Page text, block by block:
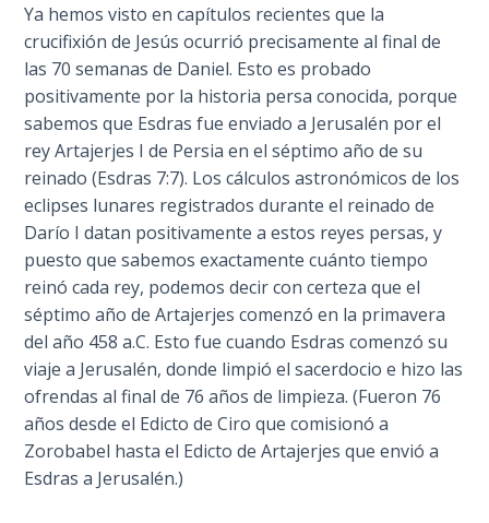
legal
del
Jubileo
en
el
otoño
de
1986.
El
libro
muestra
el
orden
en
la
historia
y
cómo
Book
of
Psalms
The
Rapture in
the Light of
Tabernacles
The
Biblical
Meaning
of
Numbers
If God
Could
Save
Everyone
Ya hemos visto en capítulos recientes que la
crucifixión de Jesús ocurrió precisamente al final de
las 70 semanas de Daniel. Esto es probado
positivamente por la historia persa conocida, porque
sabemos que Esdras fue enviado a Jerusalén por el
rey Artajerjes I de Persia en el séptimo año de su
reinado (Esdras 7:7). Los cálculos astronómicos de los
eclipses lunares registrados durante el reinado de
Darío I datan positivamente a estos reyes persas, y
puesto que sabemos exactamente cuánto tiempo
reinó cada rey, podemos decir con certeza que el
séptimo año de Artajerjes comenzó en la primavera
del año 458 a.C. Esto fue cuando Esdras comenzó su
viaje a Jerusalén, donde limpió el sacerdocio e hizo las
ofrendas al final de 76 años de limpieza. (Fueron 76
años desde el Edicto de Ciro que comisionó a
Zorobabel hasta el Edicto de Artajerjes que envió a
Esdras a Jerusalén.)